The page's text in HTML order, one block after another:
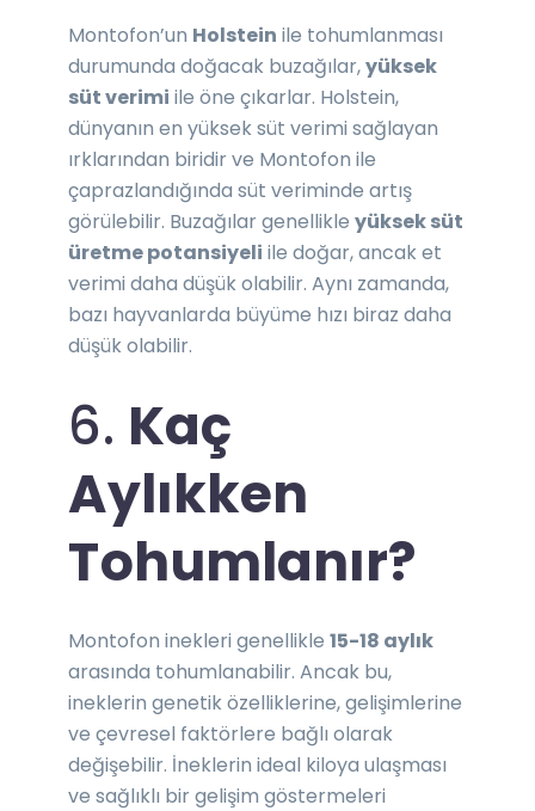
Montofon’un Holstein ile tohumlanması
durumunda doğacak buzağılar,yüksek
süt verimi ile öne çıkarlar. Holstein,
dünyanın en yüksek süt verimi sağlayan
ırklarından biridir ve Montofon ile
çaprazlandığında süt veriminde artış
görülebilir. Buzağılar genellikleyüksek süt
üretme potansiyeli ile doğar, ancak et
verimi daha düşük olabilir. Aynı zamanda,
bazı hayvanlarda büyüme hızı biraz daha
düşük olabilir.
6. Kaç
Aylıkken
Tohumlanır?
Montofon inekleri genellikle15-18 aylık
arasında tohumlanabilir. Ancak bu,
ineklerin genetik özelliklerine, gelişimlerine
ve çevresel faktörlere bağlı olarak
değişebilir. İneklerin ideal kiloya ulaşması
ve sağlıklı bir gelişim göstermeleri